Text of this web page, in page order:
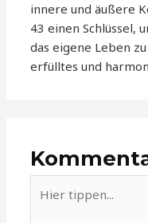
innere und äußere
43 einen Schlüssel,
das eigene Leben
erfülltes und
tippen...